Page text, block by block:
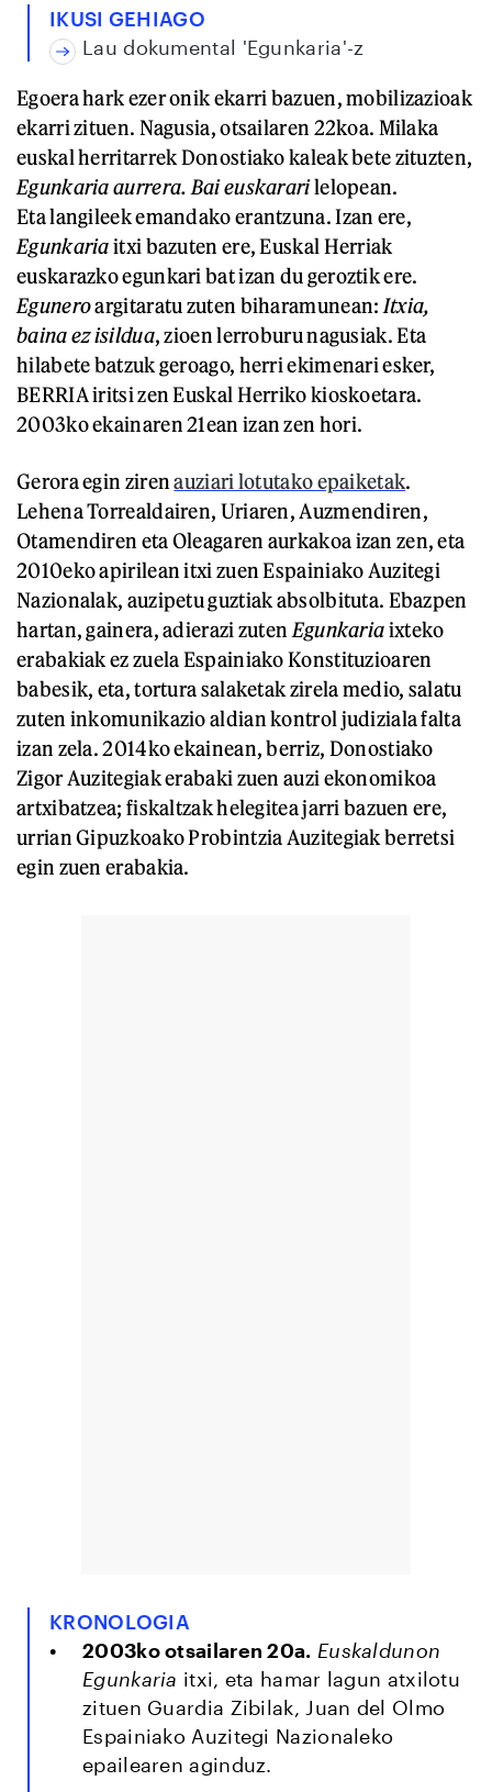
IKUSI GEHIAGO
Lau dokumental 'Egunkaria'-z
Egoera hark ezer onik ekarri bazuen, mobilizazioak
ekarri zituen. Nagusia, otsailaren 22koa. Milaka
euskal herritarrek Donostiako kaleak bete zituzten,
Egunkaria aurrera. Bai euskararilelopean.
Eta langileek emandako erantzuna. Izan ere,
Egunkariaitxi bazuten ere, Euskal Herriak
euskarazko egunkari bat izan du geroztik ere.
Eguneroargitaratu zuten biharamunean: Itxia,
baina ez isildua, zioen lerroburu nagusiak. Eta
hilabete batzuk geroago, herri ekimenari esker,
BERRIA iritsi zen Euskal Herriko kioskoetara.
2003ko ekainaren 21ean izan zen hori.
Gerora egin zirenauziari lotutako epaiketak.
Lehena Torrealdairen, Uriaren, Auzmendiren,
Otamendiren eta Oleagaren aurkakoa izan zen, eta
2010eko apirilean itxi zuen Espainiako Auzitegi
Nazionalak, auzipetu guztiak absolbituta. Ebazpen
hartan, gainera, adierazi zuten Egunkariaixteko
erabakiak ez zuela Espainiako Konstituzioaren
babesik, eta, tortura salaketak zirela medio, salatu
zuten inkomunikazio aldian kontrol judiziala falta
izan zela. 2014ko ekainean, berriz, Donostiako
Zigor Auzitegiak erabaki zuen auzi ekonomikoa
artxibatzea; fiskaltzak helegitea jarri bazuen ere,
urrian Gipuzkoako Probintzia Auzitegiak berretsi
egin zuen erabakia.
KRONOLOGIA
2003ko otsailaren 20a. Euskaldunon
Egunkaria itxi, eta hamar lagun atxilotu
zituen Guardia Zibilak, Juan del Olmo
Espainiako Auzitegi Nazionaleko
epailearen aginduz.